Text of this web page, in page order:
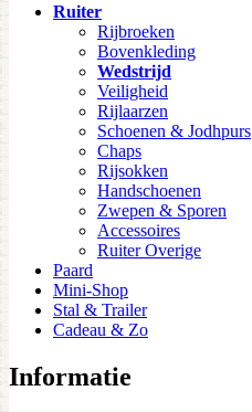
Ruiter
Rijbroeken
Bovenkleding
Wedstrijd
Veiligheid
Rijlaarzen
Schoenen & Jodhpurs
Chaps
Rijsokken
Handschoenen
Zwepen & Sporen
Accessoires
Ruiter Overige
Paard
Mini-Shop
Stal & Trailer
Cadeau & Zo
Informatie